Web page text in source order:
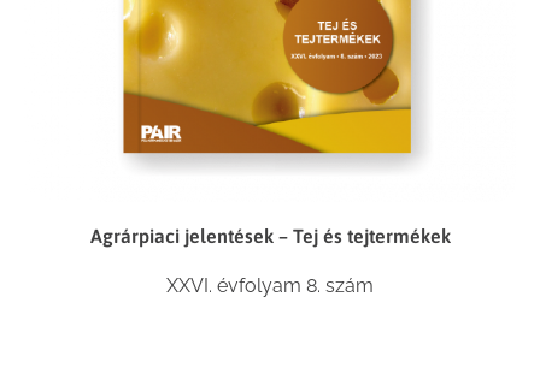
Agrárpiaci jelentések – Tej és tejtermékek
XXVI. évfolyam 8. szám